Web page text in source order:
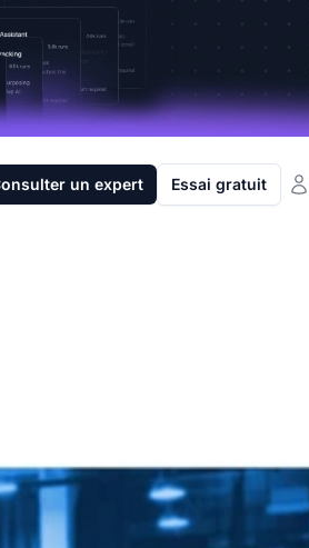
un expert Essai gratuit